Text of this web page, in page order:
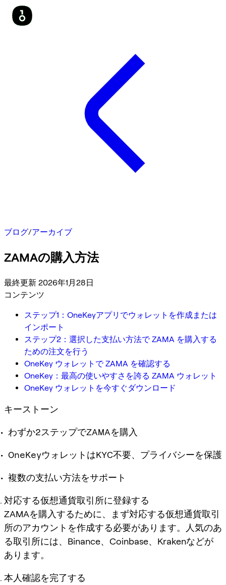
ブログ/アーカイブ
ZAMAの購入方法
最終更新 2026年1月28日
コンテンツ
ステップ1：OneKeyアプリでウォレットを作成または
インポート
ステップ2：選択した支払い方法で ZAMA を購入する
ための注文を行う
OneKey ウォレットで ZAMA を確認する
OneKey：最高の使いやすさを誇る ZAMA ウォレット
OneKey ウォレットを今すぐダウンロード
キーストーン
わずか2ステップでZAMAを購入
OneKeyウォレットはKYC不要、プライバシーを保護
複数の支払い方法をサポート
対応する仮想通貨取引所に登録する
ZAMAを購入するために、まず対応する仮想通貨取引
所のアカウントを作成する必要があります。人気のあ
る取引所には、Binance、Coinbase、Krakenなどが
あります。
本人確認を完了する